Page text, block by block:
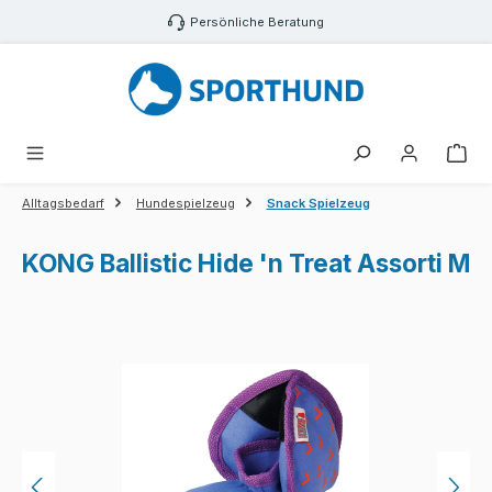
Zum Hauptinhalt springen Persönliche Beratung
Alltagsbedarf Hundespielzeug Snack Spielzeug
KONG Ballistic Hide 'n Treat Assorti M